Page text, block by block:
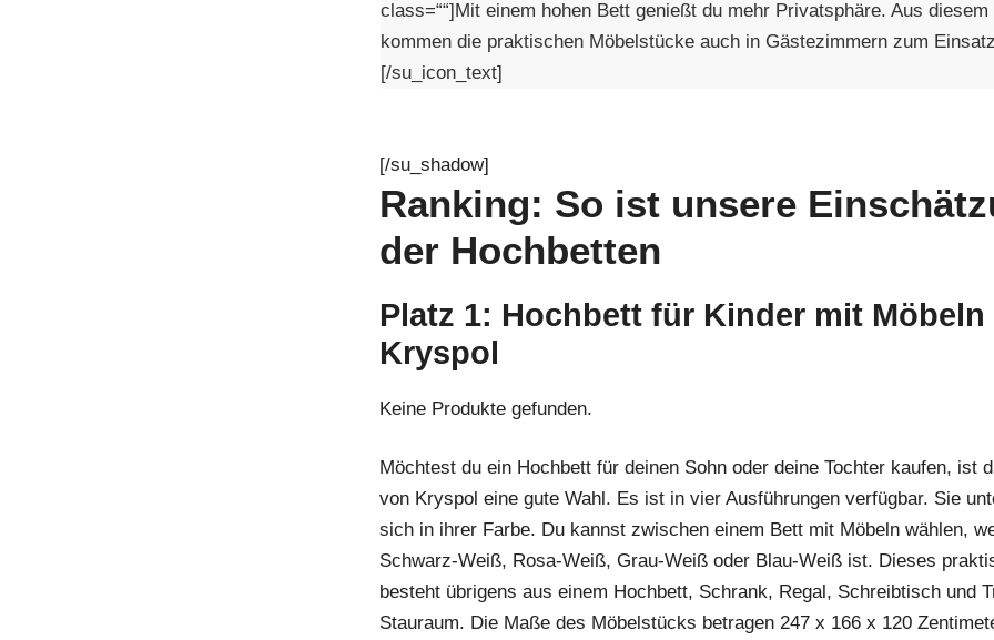
class=““]Mit einem hohen Bett genießt du mehr Privatsphäre. Aus diesem
kommen die praktischen Möbelstücke auch in Gästezimmern zum
[/su_icon_text]
[/su_shadow]
Ranking: So ist unsere
der Hochbetten
Platz 1: Hochbett für Kinder mit Möbeln
Kryspol
Keine Produkte gefunden.
Möchtest du ein Hochbett für deinen Sohn oder deine Tochter kaufen, ist
von Kryspol eine gute Wahl. Es ist in vier Ausführungen verfügbar. Sie
sich in ihrer Farbe. Du kannst zwischen einem Bett mit Möbeln wählen,
Schwarz-Weiß, Rosa-Weiß, Grau-Weiß oder Blau-Weiß ist. Dieses
besteht übrigens aus einem Hochbett, Schrank, Regal, Schreibtisch und
Stauraum. Die Maße des Möbelstücks betragen 247 x 166 x 120